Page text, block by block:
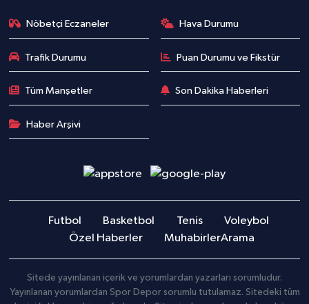
Nöbetçi Eczaneler Hava Durumu
Trafik Durumu Puan Durumu ve Fikstür
Tüm Manşetler Son Dakika Haberleri
Haber Arşivi
Futbol Basketbol Tenis
Voleybol
Özel Haberler
MuhabirlerArama
Sitede yayınlanan içerik ve yorumlardan yazarları sorumludur.
Yayınlanan yorumlardan Spor Depor sorumlu tutulamaz. Sitedeki tüm